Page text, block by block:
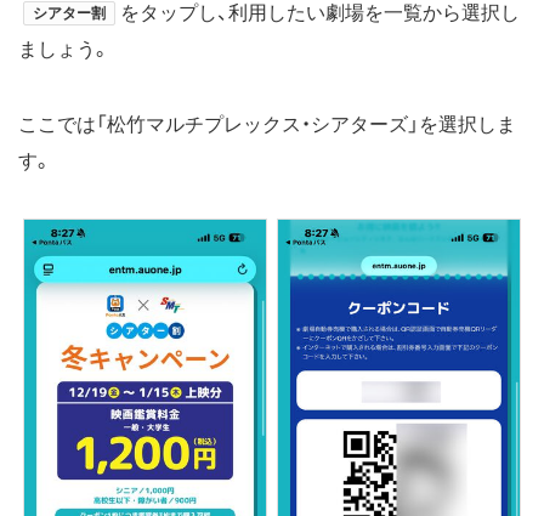
シアター割
をタップし、利用したい劇場を一覧から選択し
ましょう。
ここでは「松竹マルチプレックス・シアターズ」を選択しま
す。